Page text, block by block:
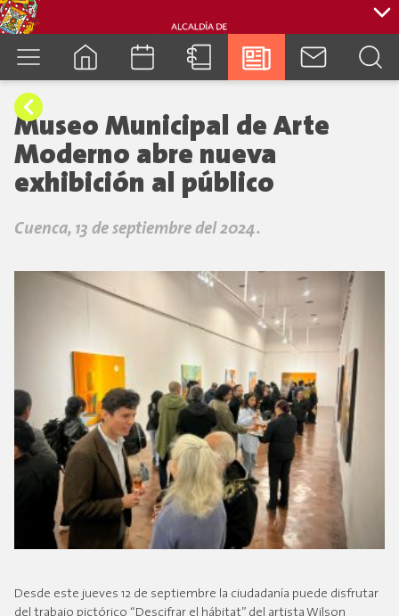
Museo Municipal de Arte
Moderno abre nueva
exhibición al público
Cuenca, 13 de septiembre del 2024.
Desde este jueves 12 de septiembre la ciudadanía puede disfrutar
del trabajo pictórico “Descifrar el hábitat” del artista Wilson